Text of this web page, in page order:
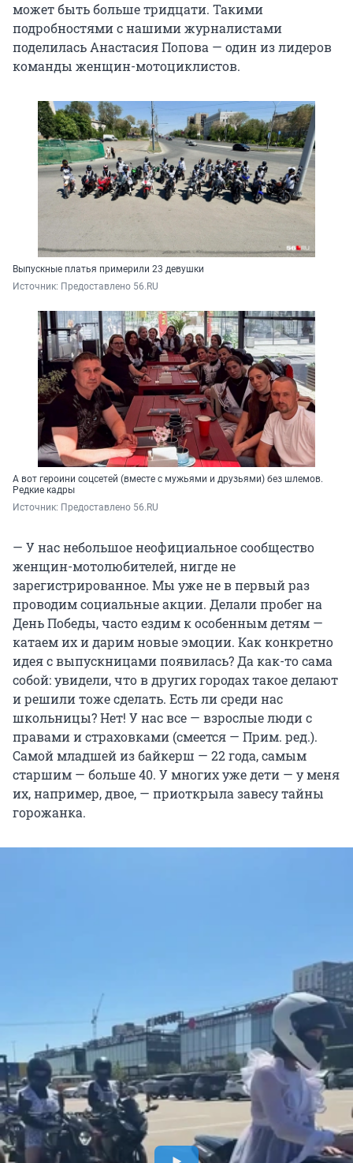
может быть больше тридцати. Такими
подробностями с нашими журналистами
поделилась Анастасия Попова — один из лидеров
команды женщин-мотоциклистов.
Выпускные платья примерили 23 девушки
Источник: Предоставлено 56.RU
А вот героини соцсетей (вместе с мужьями и друзьями) без шлемов.
Редкие кадры
Источник: Предоставлено 56.RU
— У нас небольшое неофициальное сообщество
женщин-мотолюбителей, нигде не
зарегистрированное. Мы уже не в первый раз
проводим социальные акции. Делали пробег на
День Победы, часто ездим к особенным детям —
катаем их и дарим новые эмоции. Как конкретно
идея с выпускницами появилась? Да как-то сама
собой: увидели, что в других городах такое делают
и решили тоже сделать. Есть ли среди нас
школьницы? Нет! У нас все — взрослые люди с
правами и страховками (смеется — Прим. ред.).
Самой младшей из байкерш — 22 года, самым
старшим — больше 40. У многих уже дети — у меня
их, например, двое, — приоткрыла завесу тайны
горожанка.